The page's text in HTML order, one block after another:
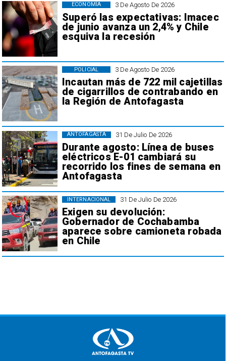
3 De Agosto De 2026
Superó las expectativas: Imacec
de junio avanza un 2,4% y Chile
esquiva la recesión
ECONOMÍA
3 De Agosto De 2026
Incautan más de 722 mil cajetillas
de cigarrillos de contrabando en
la Región de Antofagasta
POLICIAL
31 De Julio De 2026
Durante agosto: Línea de buses
eléctricos E-01 cambiará su
recorrido los fines de semana en
Antofagasta
ANTOFAGASTA
31 De Julio De 2026
Exigen su devolución:
Gobernador de Cochabamba
aparece sobre camioneta robada
en Chile
INTERNACIONAL